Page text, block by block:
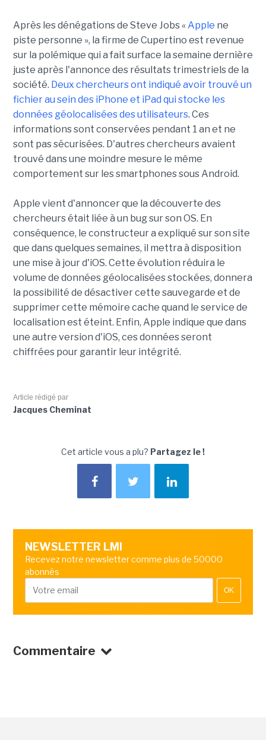
Après les dénégations de Steve Jobs «Apple ne
piste personne », la firme de Cupertino est revenue
sur la polémique qui a fait surface la semaine dernière
juste après l'annonce des résultats trimestriels de la
société. Deux chercheurs ont indiqué avoir trouvé un
fichier au sein des iPhone et iPad qui stocke les
données géolocalisées des utilisateurs. Ces
informations sont conservées pendant 1 an et ne
sont pas sécurisées. D'autres chercheurs avaient
trouvé dans une moindre mesure le même
comportement sur les smartphones sous Android.
Apple vient d'annoncer que la découverte des
chercheurs était liée à un bug sur son OS. En
conséquence, le constructeur a expliqué sur son site
que dans quelques semaines, il mettra à disposition
une mise à jour d'iOS. Cette évolution réduira le
volume de données géolocalisées stockées, donnera
la possibilité de désactiver cette sauvegarde et de
supprimer cette mémoire cache quand le service de
localisation est éteint. Enfin, Apple indique que dans
une autre version d'iOS, ces données seront
chiffrées pour garantir leur intégrité.
Article rédigé par
Jacques Cheminat
Cet article vous a plu? Partagez le !
NEWSLETTER LMI
Recevez notre newsletter comme plus de 50000
abonnés
OK
Commentaire